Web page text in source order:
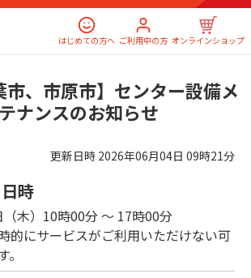
はじめての方へ ご利用中の方 オンラインショップ
市、市原市】センター設備メ
ナンスのお知らせ
更新日時 2026年06月04日 09時21分
時
木）10時00分 ～ 17時00分
的にサービスがご利用いただけない可